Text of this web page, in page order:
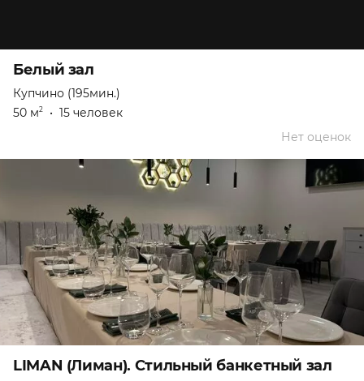
Белый зал
Купчино (195мин.)
50 м2 • 15 человек
Нет оценок
LIMAN (Лиман). Стильный банкетный зал